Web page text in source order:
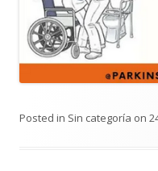
Posted in Sin categoría on